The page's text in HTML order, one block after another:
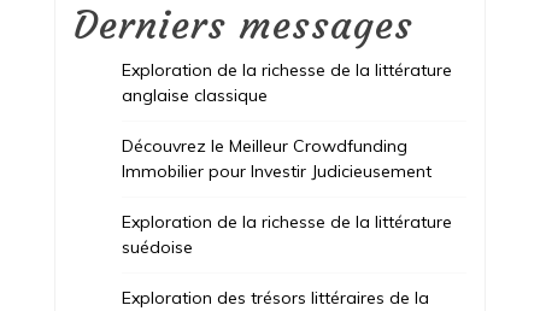
Derniers messages
Exploration de la richesse de la littérature
anglaise classique
Découvrez le Meilleur Crowdfunding
Immobilier pour Investir Judicieusement
Exploration de la richesse de la littérature
suédoise
Exploration des trésors littéraires de la